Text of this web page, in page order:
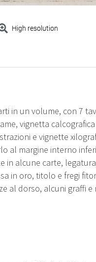
High resolution
in un volume, con 7
vignetta
e vignette
al margine interno
in alcune carte,
in oro, titolo e fregi
al dorso, alcuni graffi e